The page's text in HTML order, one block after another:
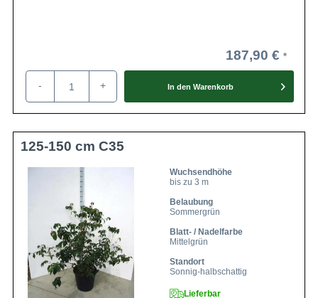
187,90 €
- + In den Warenkorb
125-150 cm C35
Wuchsendhöhe
bis zu 3 m
Belaubung
Sommergrün
Blatt- / Nadelfarbe
Mittelgrün
Standort
Sonnig-halbschattig
Lieferbar